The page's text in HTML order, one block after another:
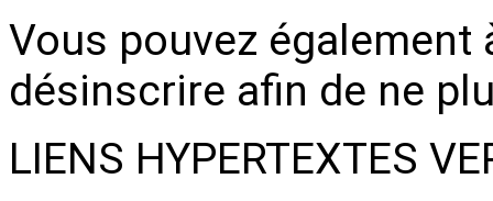
Vous pouvez
désinscrire afin de ne
LIENS HYPERTEXTES